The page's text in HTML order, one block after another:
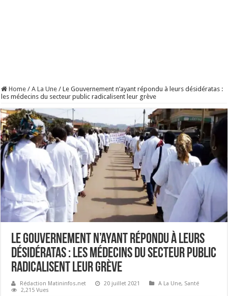
Home / A La Une / Le Gouvernement n’ayant répondu à leurs désidératas :
les médecins du secteur public radicalisent leur grève
Le Gouvernement n’ayant répondu à leurs
désidératas : les médecins du secteur public
radicalisent leur grève
Rédaction Matininfos.net 20 juillet 2021 A La Une, Santé
2,215 Vues